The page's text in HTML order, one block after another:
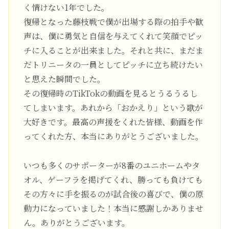
く情けない1年でした。
復帰となった藤枝戦で僕が出場する際の拍手や歓
声は、僕に勇気と自信を与えてくれて笑顔でピッ
チに入ることが出来ました。それと共に、まだま
だトリニータの一員としてピッチに立ち続けたい
と思えた瞬間でした。
その復帰時のTikTokの動画を見るとうるうるし
てしまいます。あれから「おかえり」という歌が
大好きです。最高の声援をくれた皆様、動画を作
ってくれた方、本当にありがとうございました。
いつも多くのサポーターが8番のユニホームやタ
オル、ゲーフラを掲げてくれ、勝っても負けても
その方々に手を振るのが試合後の喜びで、僕の原
動力になっていました！本当に感謝しかありませ
ん。ありがとうございます。